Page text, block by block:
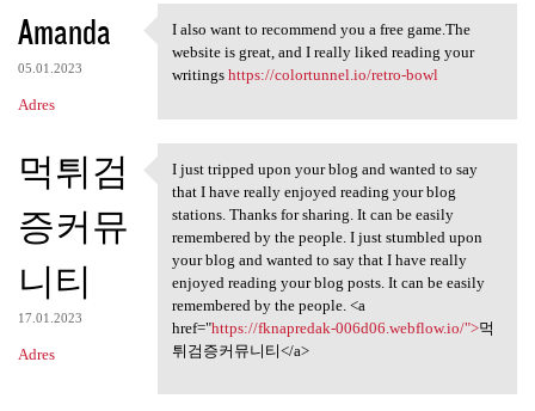
Amanda
05.01.2023
Adres
I also want to recommend you
I also want to recommend you a free game.The
website is great, and I really liked reading your
writings https://colortunnel.io/retro-bowl
먹튀검
증커뮤
니티
17.01.2023
Adres
I just tripped upon your blog
I just tripped upon your blog and wanted to say
that I have really enjoyed reading your blog
stations. Thanks for sharing. It can be easily
remembered by the people. I just stumbled upon
your blog and wanted to say that I have really
enjoyed reading your blog posts. It can be easily
remembered by the people. <a
href="https://fknapredak-006d06.webflow.io/">먹
튀검증커뮤니티</a>